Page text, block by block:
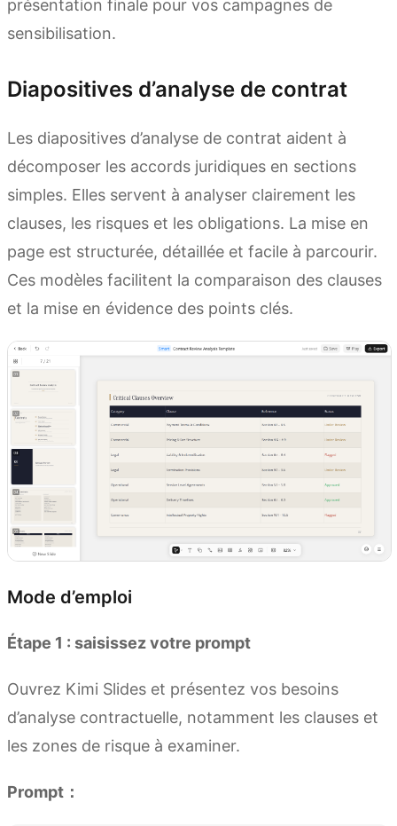
présentation finale pour vos campagnes de
sensibilisation.
Diapositives d’analyse de contrat
Les diapositives d’analyse de contrat aident à
décomposer les accords juridiques en sections
simples. Elles servent à analyser clairement les
clauses, les risques et les obligations. La mise en
page est structurée, détaillée et facile à parcourir.
Ces modèles facilitent la comparaison des clauses
et la mise en évidence des points clés.
Mode d’emploi
Étape 1 : saisissez votre prompt
Ouvrez Kimi Slides et présentez vos besoins
d’analyse contractuelle, notamment les clauses et
les zones de risque à examiner.
Prompt：